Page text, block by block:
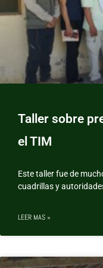
Taller sobre
el TIM
Este taller fue de
cuadrillas y
LEER MAS »